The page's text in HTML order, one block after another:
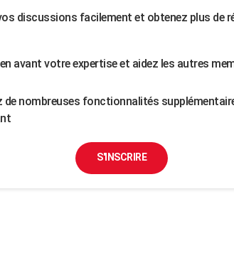
discussions facilement et obtenez plus de
avant votre expertise et aidez les autres
de nombreuses fonctionnalités
S'INSCRIRE